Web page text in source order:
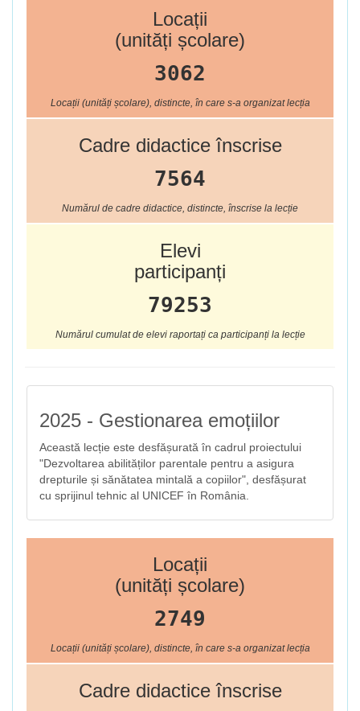
Locații
(unități școlare)
3062
Locații (unități școlare), distincte, în care s-a organizat lecția
Cadre didactice înscrise
7564
Numărul de cadre didactice, distincte, înscrise la lecție
Elevi
participanți
79253
Numărul cumulat de elevi raportați ca participanți la lecție
2025 - Gestionarea emoțiilor
Această lecție este desfășurată în cadrul proiectului
"Dezvoltarea abilităților parentale pentru a asigura
drepturile și sănătatea mintală a copiilor", desfășurat
cu sprijinul tehnic al UNICEF în România.
Locații
(unități școlare)
2749
Locații (unități școlare), distincte, în care s-a organizat lecția
Cadre didactice înscrise